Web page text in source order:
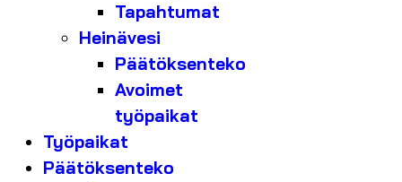
Tapahtumat
Heinävesi
Päätöksenteko
Avoimet
työpaikat
Työpaikat
Päätöksenteko